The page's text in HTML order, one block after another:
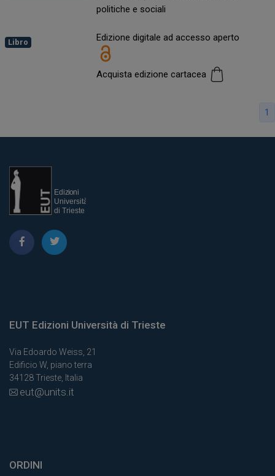
Libro
politiche e sociali
Edizione digitale ad accesso aperto
Acquista edizione cartacea
1
EUT Edizioni Università di Trieste
Via Edoardo Weiss, 21
Edificio W, piano terra
34128 Trieste, Italia
eut@units.it
ORDINI